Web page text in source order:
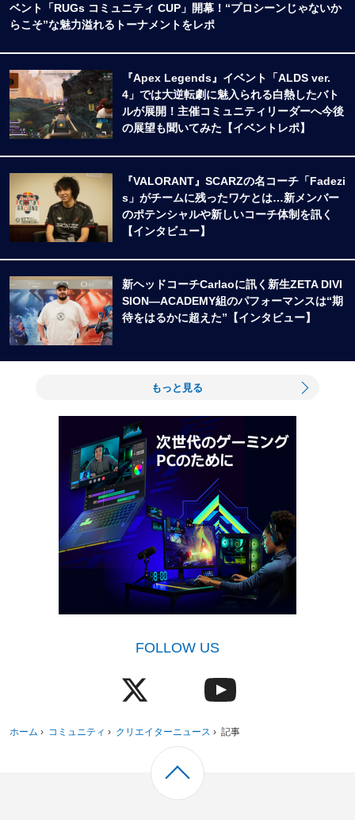
ベント「RUGs コミュニティ CUP」開幕！“プロシーンじゃないか
らこそ”な魅力溢れるトーナメントをレポ
『Apex Legends』イベント「ALDS ver.
4」では大逆転劇に魅入られる白熱したバト
ルが展開！主催コミュニティリーダーへ今後
の展望も聞いてみた【イベントレポ】
『VALORANT』SCARZの名コーチ「Fadezi
s」がチームに残ったワケとは…新メンバー
のポテンシャルや新しいコーチ体制を訊く
【インタビュー】
新ヘッドコーチCarlaoに訊く新生ZETA DIVI
SION―ACADEMY組のパフォーマンスは“期
待をはるかに超えた”【インタビュー】
もっと見る
FOLLOW US
ホーム › コミュニティ › クリエイターニュース › 記事